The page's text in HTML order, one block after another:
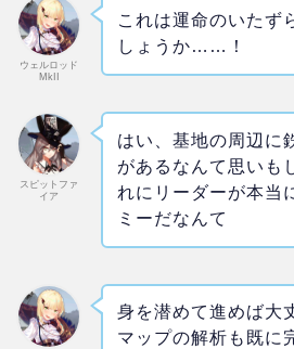
ウェルロッド
MkII
これは運命のいたず
しょうか……！
スピットファ
イア
はい、基地の周辺に
があるなんて思いも
れにリーダーが本当
ミーだなんて
身を潜めて進めば大
マップの解析も既に